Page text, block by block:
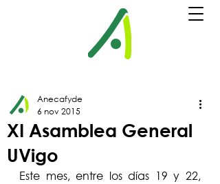
XI Asamblea General
UVigo
Anecafyde
6 nov 2015
Este mes, entre los días 19 y 22,